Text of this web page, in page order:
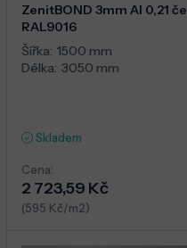
ZenitBOND 3mm Al 0,21
RAL9016
Šířka: 1500 mm
Délka: 3050 mm
Skladem
Cena:
2 723,59 Kč
(595 Kč/m2)